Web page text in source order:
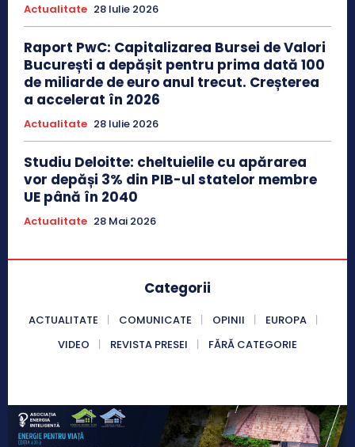
Actualitate 28 Iulie 2026
Raport PwC: Capitalizarea Bursei de Valori
București a depășit pentru prima dată 100
de miliarde de euro anul trecut. Creșterea
a accelerat în 2026
Actualitate 28 Iulie 2026
Studiu Deloitte: cheltuielile cu apărarea
vor depăși 3% din PIB-ul statelor membre
UE până în 2040
Actualitate 28 Mai 2026
Categorii
ACTUALITATE COMUNICATE OPINII
EUROPA
VIDEO
REVISTA PRESEI FĂRĂ CATEGORIE